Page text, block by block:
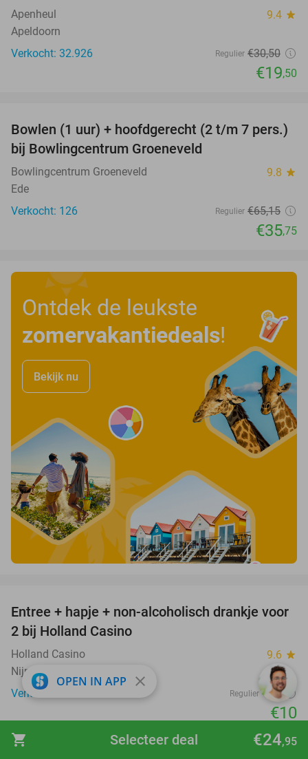
shopping_cart €24,95
Selecteer deal
Apenheul 9.4 star
Apeldoorn
Verkocht: 32.926
Regulier €30,50
€19,50
45%
Bowlen (1 uur) + hoofdgerecht (2 t/m 7 pers.)
bij Bowlingcentrum Groeneveld
Bowlingcentrum Groeneveld 9.8 star
Ede
Verkocht: 126
Regulier €65,15
€35,75
Ontdek de leukste
zomervakantiedeals!
Bekijk nu
52%
Entree + hapje + non-alcoholisch drankje voor
2 bij Holland Casino
Holland Casino 9.6 star
Nijmegen (+12 locaties)
Verkocht: 10.639
Regulier €21
€10
favorite_border
OPEN IN APP close